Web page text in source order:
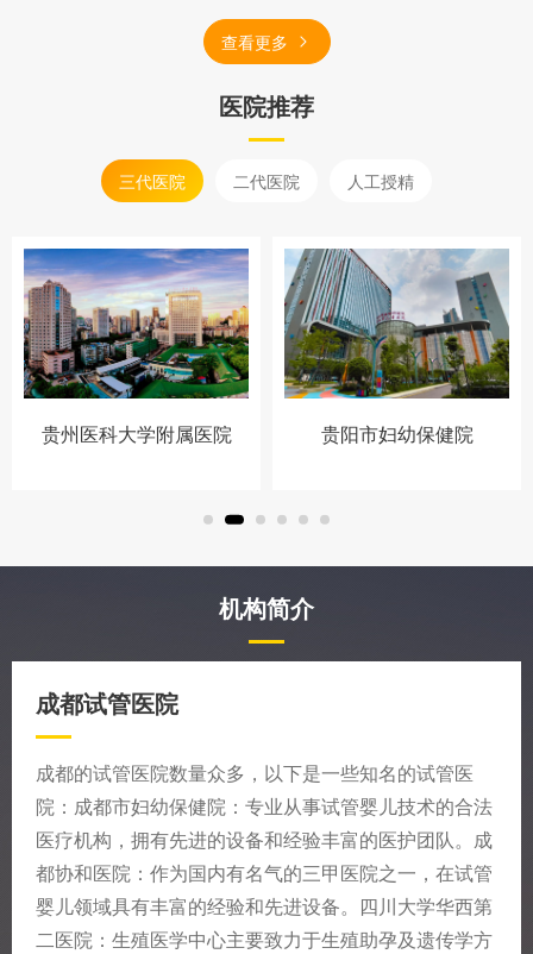
查看更多
医院推荐
三代医院 二代医院 人工授精
贵州医科大学附属医院 贵阳市妇幼保健院
机构简介
成都试管医院
成都的试管医院数量众多，以下是一些知名的试管医
院：成都市妇幼保健院：专业从事试管婴儿技术的合法
医疗机构，拥有先进的设备和经验丰富的医护团队。成
都协和医院：作为国内有名气的三甲医院之一，在试管
婴儿领域具有丰富的经验和先进设备。四川大学华西第
二医院：生殖医学中心主要致力于生殖助孕及遗传学方